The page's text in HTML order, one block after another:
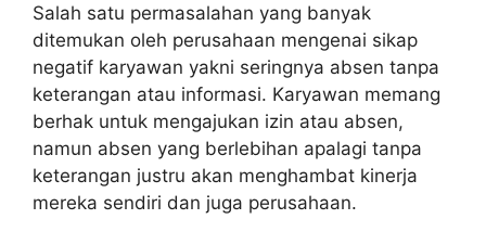
Salah satu permasalahan yang banyak
ditemukan oleh perusahaan mengenai sikap
negatif karyawan yakni seringnya absen tanpa
keterangan atau informasi. Karyawan memang
berhak untuk mengajukan izin atau absen,
namun absen yang berlebihan apalagi tanpa
keterangan justru akan menghambat kinerja
mereka sendiri dan juga perusahaan.